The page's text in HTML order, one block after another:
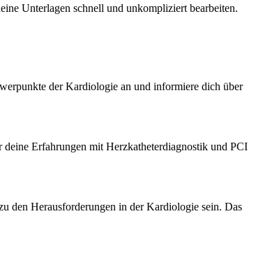
Unterlagen schnell und unkompliziert bearbeiten.
der Kardiologie an und informiere dich über
Erfahrungen mit Herzkatheterdiagnostik und PCI
den Herausforderungen in der Kardiologie sein. Das